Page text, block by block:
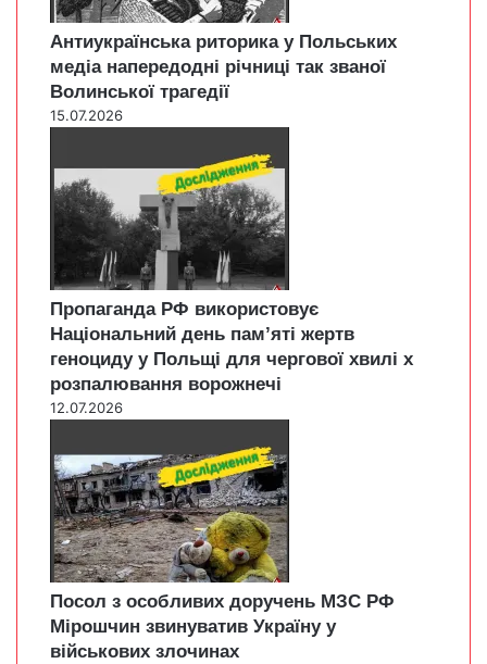
Антиукраїнська риторика у Польських
медіа напередодні річниці так званої
Волинської трагедії
15.07.2026
Пропаганда РФ використовує
Національний день пам’яті жертв
геноциду у Польщі для чергової хвилі х
розпалювання ворожнечі
12.07.2026
Посол з особливих доручень МЗС РФ
Мірошчин звинуватив Україну у
військових злочинах